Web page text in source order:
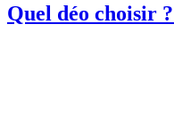
Quel déo choisir